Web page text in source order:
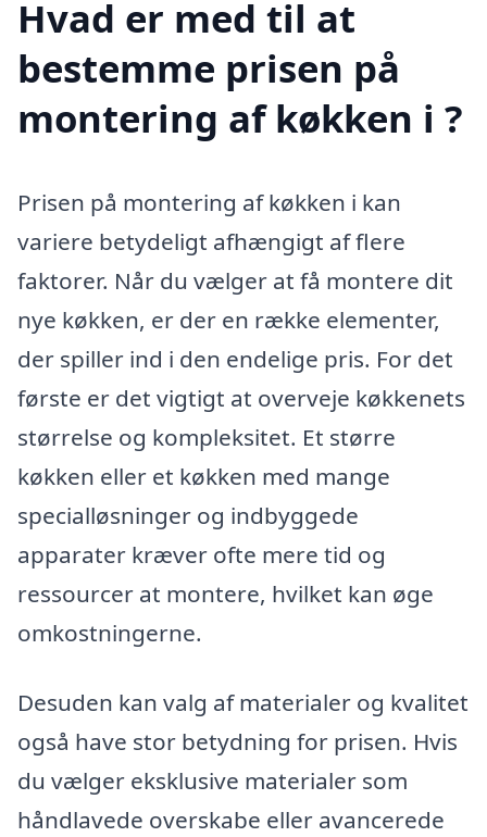
Hvad er med til at
bestemme prisen på
montering af køkken i ?
Prisen på montering af køkken i kan
variere betydeligt afhængigt af flere
faktorer. Når du vælger at få montere dit
nye køkken, er der en række elementer,
der spiller ind i den endelige pris. For det
første er det vigtigt at overveje køkkenets
størrelse og kompleksitet. Et større
køkken eller et køkken med mange
specialløsninger og indbyggede
apparater kræver ofte mere tid og
ressourcer at montere, hvilket kan øge
omkostningerne.
Desuden kan valg af materialer og kvalitet
også have stor betydning for prisen. Hvis
du vælger eksklusive materialer som
håndlavede overskabe eller avancerede